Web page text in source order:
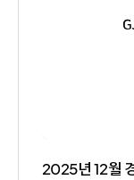
2025년 12월